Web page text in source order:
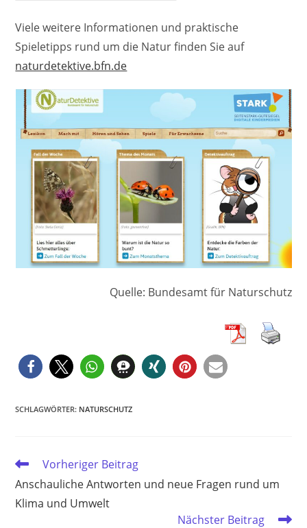
Viele weitere Informationen und praktische
Spieletipps rund um die Natur finden Sie auf
naturdetektive.bfn.de
Quelle: Bundesamt für Naturschutz
SCHLAGWÖRTER: NATURSCHUTZ
Weitere
ansehen
Vorheriger Beitrag
Anschauliche Antworten und neue Fragen rund um
Klima und Umwelt
Nächster Beitrag